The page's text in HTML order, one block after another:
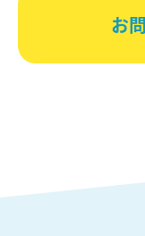
お